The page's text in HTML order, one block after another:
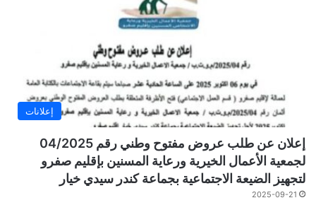
إعلانات
إعلان عن طلب عروض مفتوح وطني رقم 04/2025
لجمعية الأعمال الخيرية ورعاية المسنين بإقليم صفرو
لتجهيز الضيعة الاجتماعية بجماعة كندر سيدي خيار
2025-09-21